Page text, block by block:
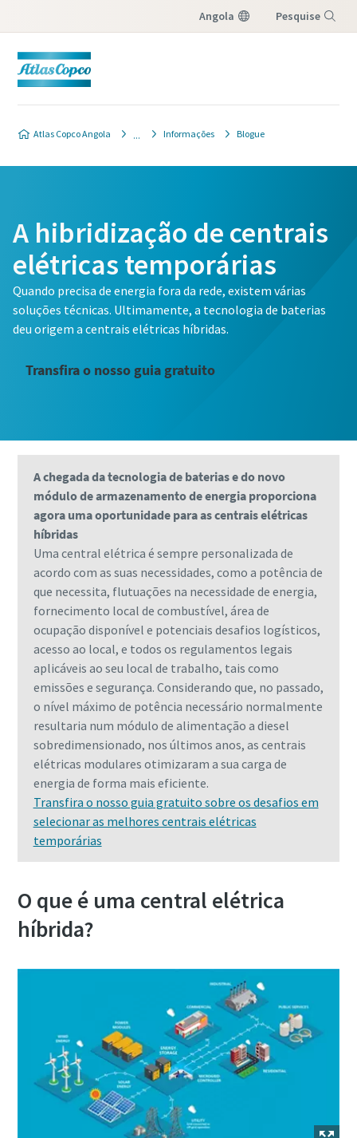
Angola Pesquise
Atlas Copco Angola Informações Blogue
A hibridização de centrais
elétricas temporárias
Quando precisa de energia fora da rede, existem várias
soluções técnicas. Ultimamente, a tecnologia de baterias
deu origem a centrais elétricas híbridas.
Transfira o nosso guia gratuito
A chegada da tecnologia de baterias e do novo
módulo de armazenamento de energia proporciona
agora uma oportunidade para as centrais elétricas
híbridas
Uma central elétrica é sempre personalizada de
acordo com as suas necessidades, como a potência de
que necessita, flutuações na necessidade de energia,
fornecimento local de combustível, área de
ocupação disponível e potenciais desafios logísticos,
acesso ao local, e todos os regulamentos legais
aplicáveis ao seu local de trabalho, tais como
emissões e segurança. Considerando que, no passado,
o nível máximo de potência necessário normalmente
resultaria num módulo de alimentação a diesel
sobredimensionado, nos últimos anos, as centrais
elétricas modulares otimizaram a sua carga de
energia de forma mais eficiente.
Transfira o nosso guia gratuito sobre os desafios em
selecionar as melhores centrais elétricas
temporárias
O que é uma central elétrica
híbrida?